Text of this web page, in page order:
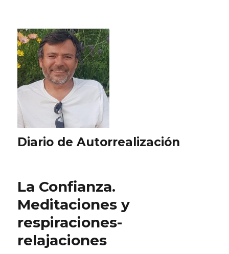
Diario de Autorrealización
La Confianza.
Meditaciones y
respiraciones-
relajaciones